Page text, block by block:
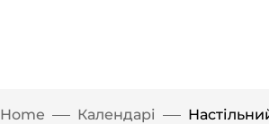
Home Календарі